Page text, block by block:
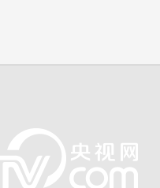
提高全民健康素养水
知识！